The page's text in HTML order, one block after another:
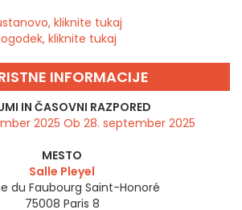
kliknite tukaj
kliknite tukaj
INFORMACIJE
IN ČASOVNI RAZPORED
2025 Ob 28. september 2025
MESTO
Salle Pleyel
du Faubourg Saint-Honoré
75008 Paris 8